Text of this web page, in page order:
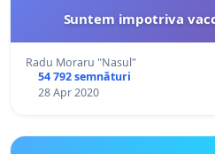
Suntem impotriva
Radu Moraru "Nasul"
54 792 semnături
28 Apr 2020